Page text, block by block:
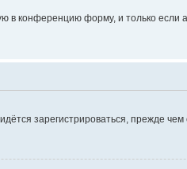
в конференцию форму, и только
зарегистрироваться, прежде